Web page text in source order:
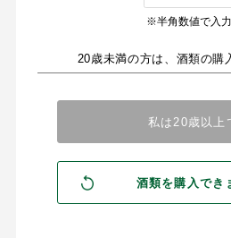
※半角数値で入力
20歳未満の方は、酒類の購